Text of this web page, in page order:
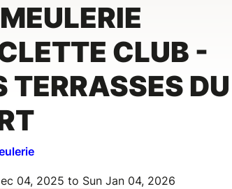
CLUB -
TERRASSES DU
04, 2025 to Sun Jan 04, 2026